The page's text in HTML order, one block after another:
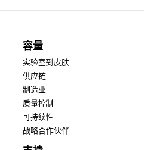
容量
实验室到皮肤
供应链
制造业
质量控制
可持续性
战略合作伙伴